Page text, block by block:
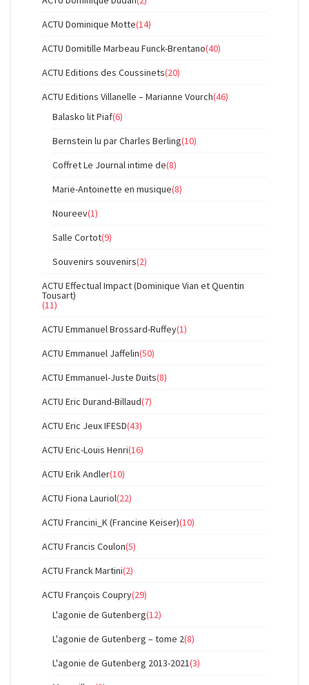
ACTU Dominique Motte(14)
ACTU Domitille Marbeau Funck-Brentano(40)
ACTU Editions des Coussinets(20)
ACTU Editions Villanelle – Marianne Vourch(46)
Balasko lit Piaf(6)
Bernstein lu par Charles Berling(10)
Coffret Le Journal intime de(8)
Marie-Antoinette en musique(8)
Noureev(1)
Salle Cortot(9)
Souvenirs souvenirs(2)
ACTU Effectual Impact (Dominique Vian et Quentin
Tousart)
(11)
ACTU Emmanuel Brossard-Ruffey(1)
ACTU Emmanuel Jaffelin(50)
ACTU Emmanuel-Juste Duits(8)
ACTU Eric Durand-Billaud(7)
ACTU Eric Jeux IFESD(43)
ACTU Eric-Louis Henri(16)
ACTU Erik Andler(10)
ACTU Fiona Lauriol(22)
ACTU Francini_K (Francine Keiser)(10)
ACTU Francis Coulon(5)
ACTU Franck Martini(2)
ACTU François Coupry(29)
L'agonie de Gutenberg(12)
L'agonie de Gutenberg – tome 2(8)
L'agonie de Gutenberg 2013-2021(3)